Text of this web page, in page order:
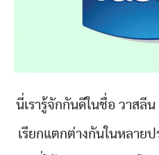
นี่เรารู้จักกันดีในชื่อ วาสลี
เรียกแตกต่างกันในหลาย